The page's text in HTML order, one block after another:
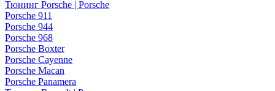
Тюнинг Porsche | Porsche
Porsche 911
Porsche 944
Porsche 968
Porsche Boxter
Porsche Cayenne
Porsche Macan
Porsche Panamera